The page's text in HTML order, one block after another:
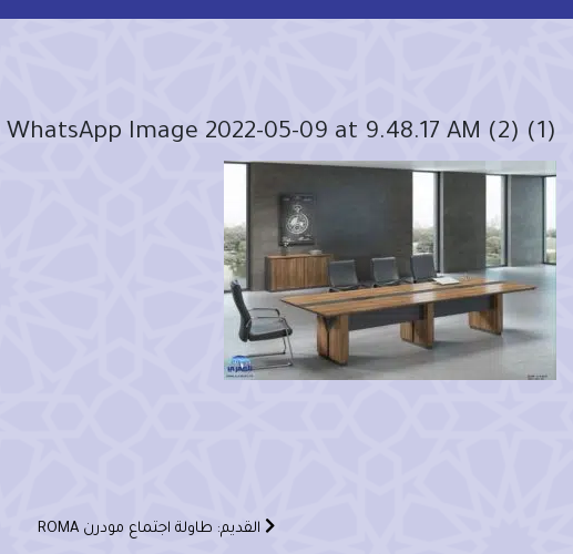
WhatsApp Image 2022-05-09 at 9.48.17 AM (2) (1)
القديم: طاولة اجتماع مودرن ROMA